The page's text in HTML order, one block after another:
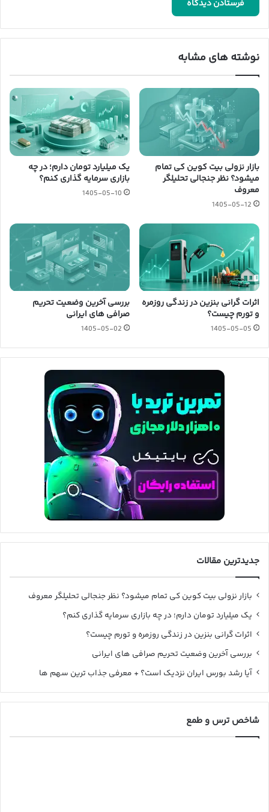
نوشته های مشابه
بازار نزولی بیت کوین کی تمام
میشود؟ نظر جنجالی تحلیلگر
معروف
1405-05-12
یک میلیارد تومان دارم؛ در چه
بازاری سرمایه گذاری کنم؟
1405-05-10
اثرات گرانی بنزین در زندگی روزمره
و تورم چیست؟
1405-05-05
بررسی آخرین وضعیت تحریم
صرافی های ایرانی
1405-05-02
جدیدترین مقالات
بازار نزولی بیت کوین کی تمام میشود؟ نظر جنجالی تحلیلگر معروف
یک میلیارد تومان دارم؛ در چه بازاری سرمایه گذاری کنم؟
اثرات گرانی بنزین در زندگی روزمره و تورم چیست؟
بررسی آخرین وضعیت تحریم صرافی های ایرانی
آیا رشد بورس ایران نزدیک است؟ + معرفی جذاب ترین سهم ها
شاخص ترس و طمع